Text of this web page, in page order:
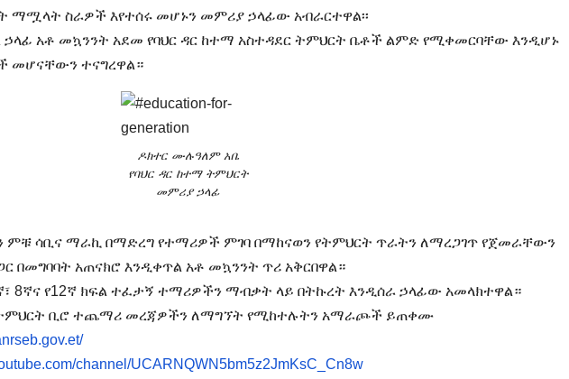
ማሟላት ስራዎች እየተሰሩ መሆኑን መምሪያ ኃላፊው አብራርተዋል፡፡
አቶ መኳንንት አደመ የባህር ዳር ከተማ አስተዳደር ትምህርት ቤቶች ልምድ የሚቀመርባቸው እንዲሆኑ
መሆናቸውን ተናግረዋል።
ዶክተር ሙሉዓለም አቤ
የባህር ዳር ከተማ ትምህርት
መምሪያ ኃላፊ
ምቹ ሳቢና ማራኪ በማድረግ የተማሪዎች ምገባ በማከናወን የትምህርት ጥራትን ለማረጋገጥ የጀመራቸውን
በመግባባት አጠናክሮ እንዲቀጥል አቶ መኳንንት ጥሪ አቅርበዋል።
8ኛና የ12ኛ ክፍል ተፈታኝ ተማሪዎችን ማብቃት ላይ በትኩረት እንዲሰራ ኃላፊው አመላክተዋል።
ቢሮ ተጨማሪ መረጃዎችን ለማግኘት የሚከተሉትን አማራጮች ይጠቀሙ
channel/UCARNQWN5bm5z2JmKsC_Cn8w